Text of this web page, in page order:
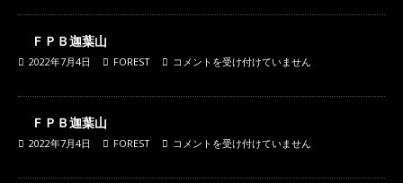
ＦＰＢ迦葉山
2022年7月4日 FOREST コメントを受け付けていません
ＦＰＢ迦葉山
2022年7月4日 FOREST コメントを受け付けていません